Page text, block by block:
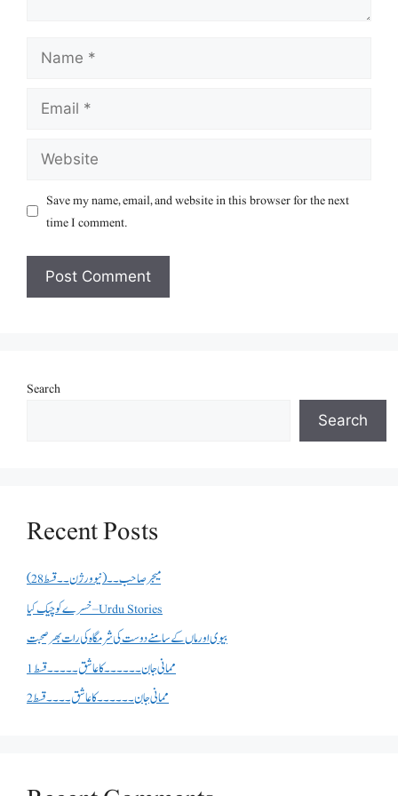
Name
Email
Website
Save my name, email, and website in this browser for the next
time I comment.
Search
Search
Recent Posts
میجر صاحب۔۔( نیو ورژن ۔۔قسط 28)
خسرے کو چیک کیا – Urdu Stories
بیوی اور ماں کے سامنے دوست کی شرمگاہ کی رات بھر صحبت
ممانی جان ۔۔۔۔۔۔کا عاشق ۔۔۔۔۔قسط 1
ممانی جان ۔۔۔۔۔۔کا عاشق ۔۔۔۔قسط 2